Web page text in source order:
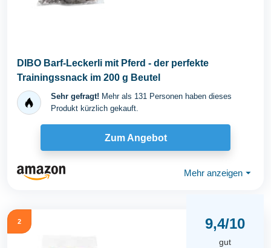
DIBO Barf-Leckerli mit Pferd - der perfekte
Trainingssnack im 200 g Beutel
Sehr gefragt! Mehr als 131 Personen haben dieses
Produkt kürzlich gekauft.
Zum Angebot
Mehr anzeigen ⏷
2 9,4/10
gut